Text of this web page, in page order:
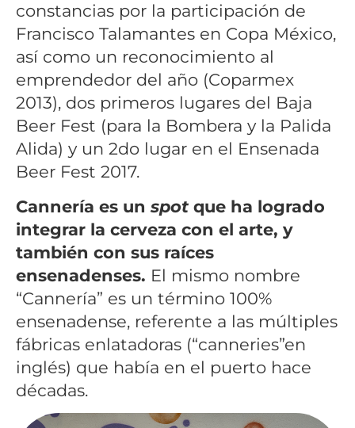
constancias por la participación de
Francisco Talamantes en Copa México,
así como un reconocimiento al
emprendedor del año (Coparmex
2013), dos primeros lugares del Baja
Beer Fest (para la Bombera y la Palida
Alida) y un 2do lugar en el Ensenada
Beer Fest 2017.
Cannería es un spot que ha logrado
integrar la cerveza con el arte, y
también con sus raíces
ensenadenses. El mismo nombre
“Cannería” es un término 100%
ensenadense, referente a las múltiples
fábricas enlatadoras (“canneries”en
inglés) que había en el puerto hace
décadas.